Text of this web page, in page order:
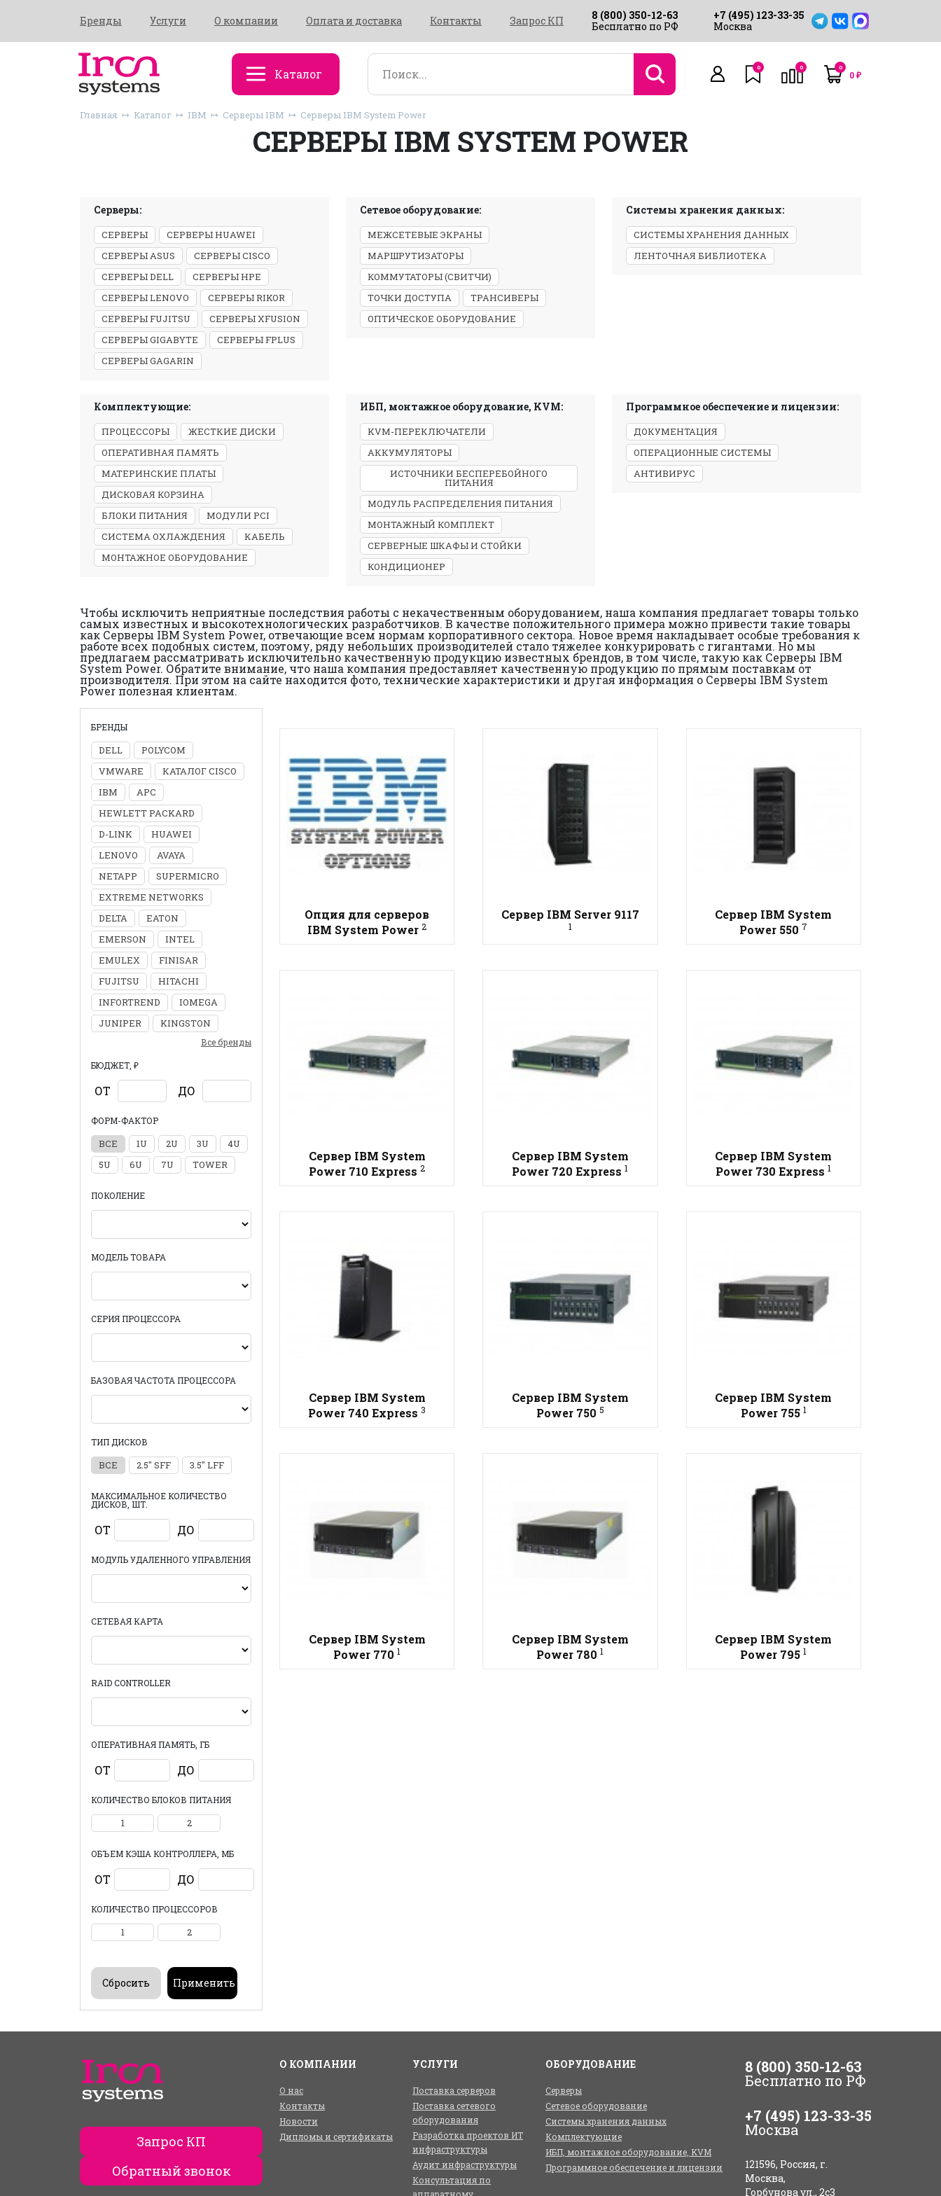
Бренды Услуги О компании Оплата и доставка Контакты Запрос КП
8 (800) 350-12-63
Бесплатно по РФ
+7 (495) 123-33-35
Москва
Каталог 0 0 0
0₽
Главная Каталог IBM Серверы IBM Серверы IBM System Power
СЕРВЕРЫ IBM SYSTEM POWER
Серверы:
СЕРВЕРЫ
СЕРВЕРЫ HUAWEI
СЕРВЕРЫ ASUS
СЕРВЕРЫ CISCO
СЕРВЕРЫ DELL
СЕРВЕРЫ HPE
СЕРВЕРЫ LENOVO
СЕРВЕРЫ RIKOR
СЕРВЕРЫ FUJITSU
СЕРВЕРЫ XFUSION
СЕРВЕРЫ GIGABYTE
СЕРВЕРЫ FPLUS
СЕРВЕРЫ GAGARIN
Сетевое оборудование:
МЕЖСЕТЕВЫЕ ЭКРАНЫ
МАРШРУТИЗАТОРЫ
КОММУТАТОРЫ (СВИТЧИ)
ТОЧКИ ДОСТУПА
ТРАНСИВЕРЫ
ОПТИЧЕСКОЕ ОБОРУДОВАНИЕ
Системы хранения данных:
СИСТЕМЫ ХРАНЕНИЯ ДАННЫХ
ЛЕНТОЧНАЯ БИБЛИОТЕКА
Комплектующие:
ПРОЦЕССОРЫ
ЖЕСТКИЕ ДИСКИ
ОПЕРАТИВНАЯ ПАМЯТЬ
МАТЕРИНСКИЕ ПЛАТЫ
ДИСКОВАЯ КОРЗИНА
БЛОКИ ПИТАНИЯ
МОДУЛИ PCI
СИСТЕМА ОХЛАЖДЕНИЯ
КАБЕЛЬ
МОНТАЖНОЕ ОБОРУДОВАНИЕ
ИБП, монтажное оборудование, KVM:
KVM-ПЕРЕКЛЮЧАТЕЛИ
АККУМУЛЯТОРЫ
ИСТОЧНИКИ БЕСПЕРЕБОЙНОГО
ПИТАНИЯ
МОДУЛЬ РАСПРЕДЕЛЕНИЯ ПИТАНИЯ
МОНТАЖНЫЙ КОМПЛЕКТ
СЕРВЕРНЫЕ ШКАФЫ И СТОЙКИ
КОНДИЦИОНЕР
Программное обеспечение и лицензии:
ДОКУМЕНТАЦИЯ
ОПЕРАЦИОННЫЕ СИСТЕМЫ
АНТИВИРУС
Чтобы исключить неприятные последствия работы с некачественным оборудованием, наша компания предлагает товары только
самых известных и высокотехнологических разработчиков. В качестве положительного примера можно привести такие товары
как Серверы IBM System Power, отвечающие всем нормам корпоративного сектора. Новое время накладывает особые требования к
работе всех подобных систем, поэтому, ряду небольших производителей стало тяжелее конкурировать с гигантами. Но мы
предлагаем рассматривать исключительно качественную продукцию известных брендов, в том числе, такую как Серверы IBM
System Power. Обратите внимание, что наша компания предоставляет качественную продукцию по прямым поставкам от
производителя. При этом на сайте находится фото, технические характеристики и другая информация о Серверы IBM System
Power полезная клиентам.
БРЕНДЫ
DELL
POLYCOM
VMWARE
КАТАЛОГ CISCO
IBM
APC
HEWLETT PACKARD
D-LINK
HUAWEI
LENOVO
AVAYA
NETAPP
SUPERMICRO
EXTREME NETWORKS
DELTA
EATON
EMERSON
INTEL
EMULEX
FINISAR
FUJITSU
HITACHI
INFORTREND
IOMEGA
JUNIPER
KINGSTON
Все бренды
БЮДЖЕТ, ₽
ОТ ДО
ФОРМ-ФАКТОР
ВСЕ 1U 2U 3U
4U
5U
6U 7U TOWER
ПОКОЛЕНИЕ
МОДЕЛЬ ТОВАРА
СЕРИЯ ПРОЦЕССОРА
БАЗОВАЯ ЧАСТОТА ПРОЦЕССОРА
ТИП ДИСКОВ
ВСЕ 2.5" SFF 3.5" LFF
МАКСИМАЛЬНОЕ КОЛИЧЕСТВО
ДИСКОВ, ШТ.
ОТ ДО
МОДУЛЬ УДАЛЕННОГО УПРАВЛЕНИЯ
СЕТЕВАЯ КАРТА
RAID CONTROLLER
ОПЕРАТИВНАЯ ПАМЯТЬ, ГБ
ОТ ДО
КОЛИЧЕСТВО БЛОКОВ ПИТАНИЯ
1 2
ОБЪЕМ КЭША КОНТРОЛЛЕРА, МБ
ОТ ДО
КОЛИЧЕСТВО ПРОЦЕССОРОВ
1 2
Опция для серверов
IBM System Power2
Сервер IBM Server 9117
1
Сервер IBM System
Power 550 7
Сервер IBM System
Power 710 Express2
Сервер IBM System
Power 720 Express1
Сервер IBM System
Power 730 Express1
Сервер IBM System
Power 740 Express 3
Сервер IBM System
Power 750 5
Сервер IBM System
Power 755 1
Сервер IBM System
Power 7701
Сервер IBM System
Power 7801
Сервер IBM System
Power 7951
Запрос КП
Обратный звонок
О КОМПАНИИ
О нас
Контакты
Новости
Дипломы и сертификаты
УСЛУГИ
Поставка серверов
Поставка сетевого
оборудования
Разработка проектов ИТ
инфраструктуры
Аудит инфраструктуры
Консультация по
ОБОРУДОВАНИЕ
Серверы
Сетевое оборудование
Системы хранения данных
Комплектующие
ИБП, монтажное оборудование, KVM
Программное обеспечение и лицензии
8 (800) 350-12-63
Бесплатно по РФ
+7 (495) 123-33-35
Москва
121596, Россия, г.
Москва,
Горбунова ул., 2с3